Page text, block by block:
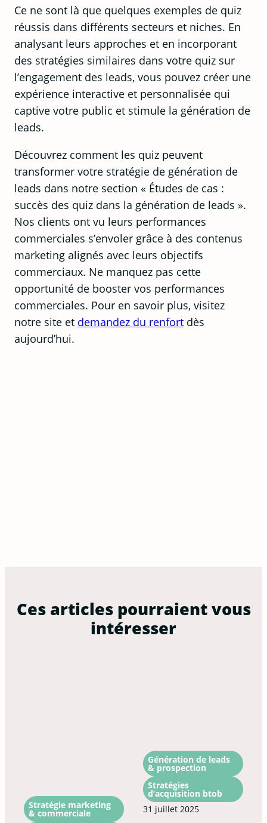
Ce ne sont là que quelques exemples de quiz
réussis dans différents secteurs et niches. En
analysant leurs approches et en incorporant
des stratégies similaires dans votre quiz sur
l’engagement des leads, vous pouvez créer une
expérience interactive et personnalisée qui
captive votre public et stimule la génération de
leads.
Découvrez comment les quiz peuvent
transformer votre stratégie de génération de
leads dans notre section « Études de cas :
succès des quiz dans la génération de leads ».
Nos clients ont vu leurs performances
commerciales s’envoler grâce à des contenus
marketing alignés avec leurs objectifs
commerciaux. Ne manquez pas cette
opportunité de booster vos performances
commerciales. Pour en savoir plus, visitez
notre site et demandez du renfort dès
aujourd’hui.
Ces articles pourraient vous
intéresser
Stratégie marketing
& commerciale
Génération de leads
& prospection
Stratégies
d’acquisition btob
31 juillet 2025